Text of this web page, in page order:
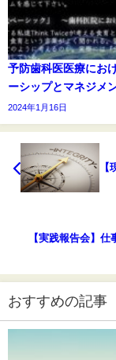
予防歯科医医療にお
ーシップとマネジメ
2024年1月16日
【
【実践報告会】仕
おすすめの記事